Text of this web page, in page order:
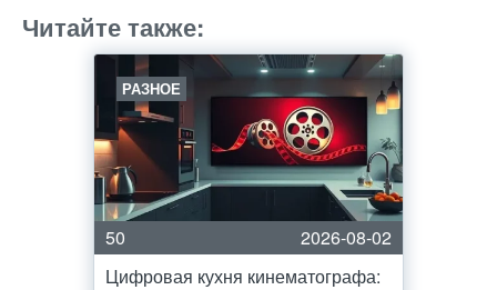
Читайте также:
РАЗНОЕ
50
2026-08-02
Цифровая кухня кинематографа: